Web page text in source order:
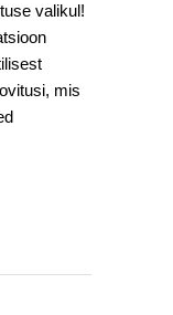
valikul!
mis